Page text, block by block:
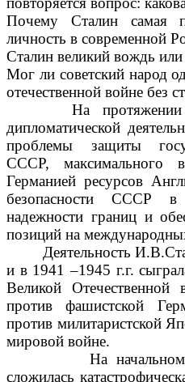
Почему Сталин самая
личность в современной
Сталин великий вождь или
Мог ли советский народ
отечественной войне без
На протяжении
дипломатической
проблемы защиты
СССР, максимального
Германией ресурсов
безопасности СССР в
надежности границ и
позиций на
Деятельность
и в 1941 –1945 г.г.
Великой Отечественной
против фашистской
против милитаристской
мировой войне.
На начальном
сложилась